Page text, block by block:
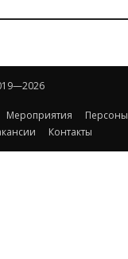
Мероприятия
Персоны
Контакты